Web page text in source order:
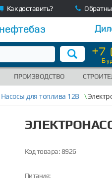
Как доставить?
+7
ПРОИЗВОДСТВО
Насосы для топлива 12В \
Код товара:8926
Питание: